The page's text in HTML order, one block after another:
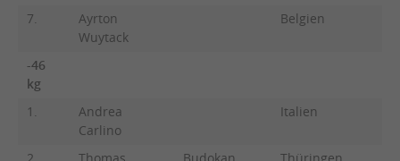
7.
Ayrton
Wuytack
Belgien
-46
kg
1.
Andrea
Carlino
Italien